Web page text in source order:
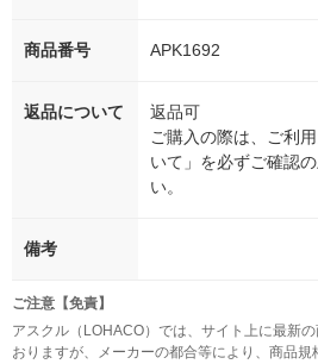
商品番号 APK1692
返品について
返品可
ご購入の際は、ご利
いて」を必ずご確認
い。
備考
ご注意【免責】
アスクル（LOHACO）では、サイト上に最新
おりますが、メーカーの都合等により、商品規